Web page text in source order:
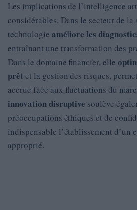
Les implications de l’intelligence
considérables. Dans le secteur de la
technologie améliore les
entraînant une transformation des
Dans le domaine financier, elle
prêt et la gestion des risques,
accrue face aux fluctuations du
innovation disruptive soulève
préoccupations éthiques et de
indispensable l’établissement d’un
approprié.